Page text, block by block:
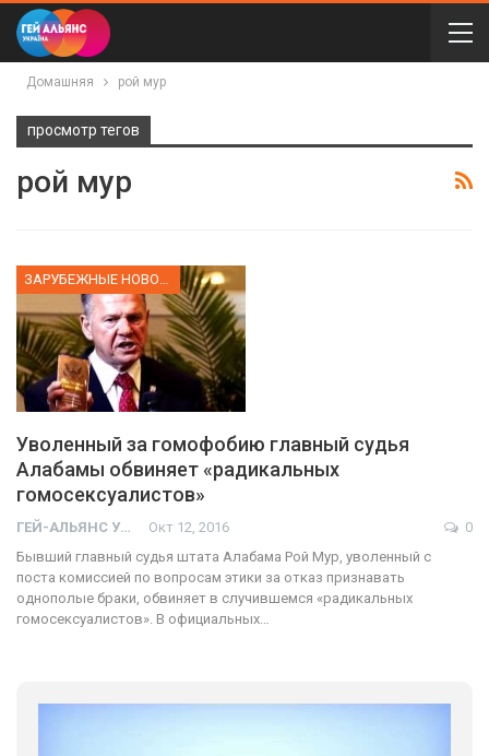
Домашняя рой мур
просмотр тегов
рой мур
Уволенный за гомофобию главный судья
Алабамы обвиняет «радикальных
гомосексуалистов»
ГЕЙ-АЛЬЯНС УКРАИНА Окт 12, 2016
0
Бывший главный судья штата Алабама Рой Мур, уволенный с
поста комиссией по вопросам этики за отказ признавать
однополые браки, обвиняет в случившемся «радикальных
гомосексуалистов». В официальных…